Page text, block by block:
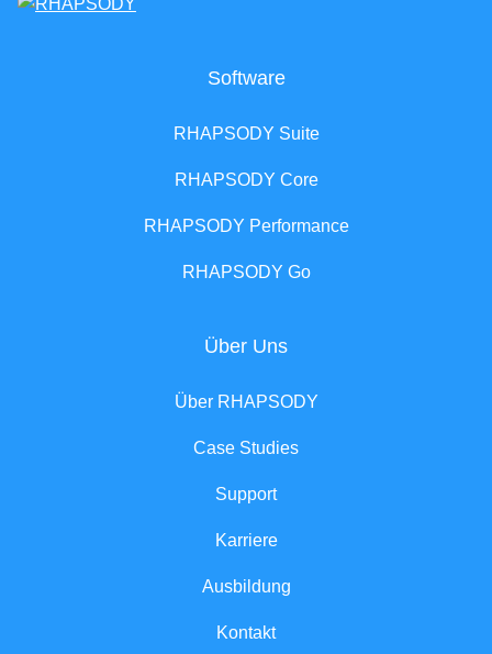
Software
RHAPSODY Suite
RHAPSODY Core
RHAPSODY Performance
RHAPSODY Go
Über Uns
Über RHAPSODY
Case Studies
Support
Karriere
Ausbildung
Kontakt